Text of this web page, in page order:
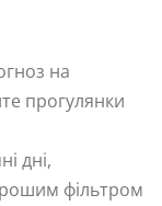
на
прогулянки
дні,
фільтром